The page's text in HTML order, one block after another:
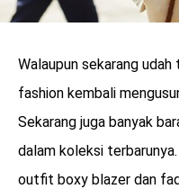
Walaupun sekarang
fashion kembali
Sekarang juga banyak
dalam koleksi
outfit boxy blazer dan